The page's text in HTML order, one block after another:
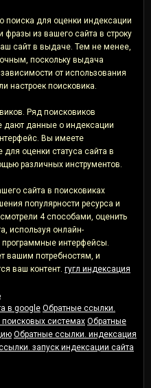
поиска для оценки индексации
из вашего сайта в строку
сайт в выдаче. Тем не менее,
поскольку выдача
от использования
настроек поисковика.
Ряд поисковиков
дают данные о индексации
Вы имеете
оценки статуса сайта в
различных инструментов.
сайта в поисковиках
популярности ресурса и
4 способами, оценить
используя онлайн-
интерфейсы.
вашим потребностям, и
ваш контент. гугл индексация
в google Обратные ссылки.
системах Обратные
Обратные ссылки. индексация
запуск индексации сайта